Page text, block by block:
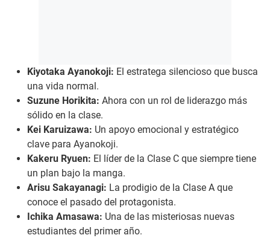
Kiyotaka Ayanokoji: El estratega silencioso que busca
una vida normal.
Suzune Horikita: Ahora con un rol de liderazgo más
sólido en la clase.
Kei Karuizawa: Un apoyo emocional y estratégico
clave para Ayanokoji.
Kakeru Ryuen: El líder de la Clase C que siempre tiene
un plan bajo la manga.
Arisu Sakayanagi: La prodigio de la Clase A que
conoce el pasado del protagonista.
Ichika Amasawa: Una de las misteriosas nuevas
estudiantes del primer año.